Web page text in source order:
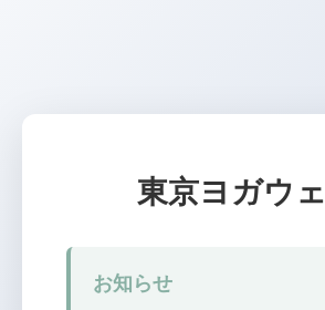
東京ヨガウ
お知らせ